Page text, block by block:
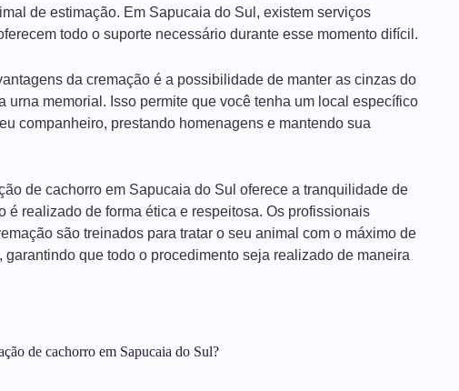
de estimação. Em Sapucaia do Sul, existem serviços
todo o suporte necessário durante esse momento difícil.
da cremação é a possibilidade de manter as cinzas do
urna memorial. Isso permite que você tenha um local específico
companheiro, prestando homenagens e mantendo sua
de cachorro em Sapucaia do Sul oferece a tranquilidade de
é realizado de forma ética e respeitosa. Os profissionais
são treinados para tratar o seu animal com o máximo de
garantindo que todo o procedimento seja realizado de maneira
de cachorro em Sapucaia do Sul?